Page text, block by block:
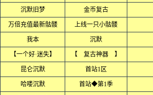
沉默旧梦 金币复古
万倍充值最新骷髅 上线一只小骷髅
我本 沉默
【一个好·迷失】 【 复古神器 】
昆仑沉默 首站1区
哈喽沉默 首站◆第1季